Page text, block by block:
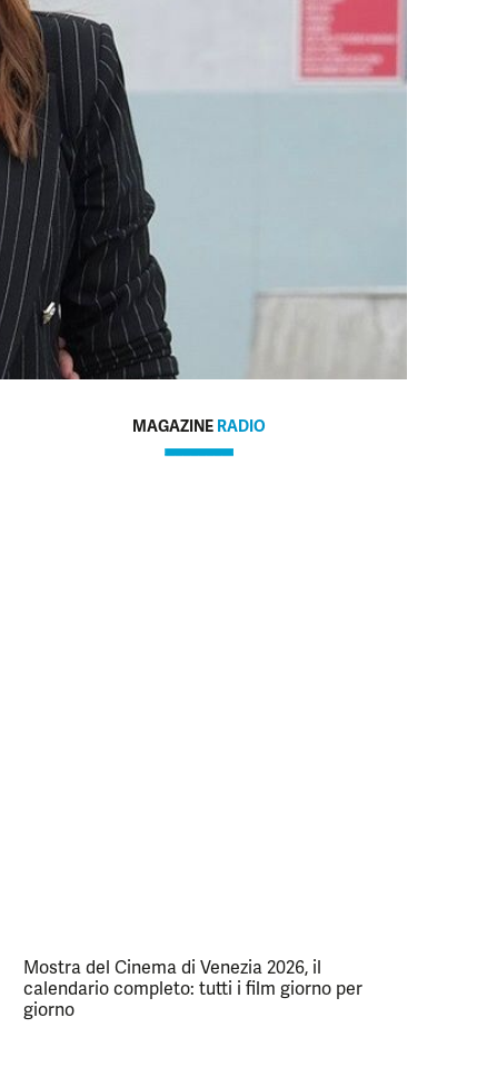
MAGAZINE RADIO
Mostra del Cinema di Venezia 2026, il
calendario completo: tutti i film giorno per
giorno